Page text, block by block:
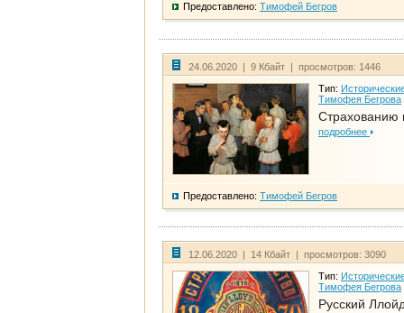
Предоставлено: Тимофей Бегров
24.06.2020 | 9 Кбайт | просмотров: 1446
Тип:
Тимофея Бегрова
Страхованию
подробнее
Предоставлено: Тимофей Бегров
12.06.2020 | 14 Кбайт | просмотров: 3090
Тип:
Тимофея Бегрова
Русский